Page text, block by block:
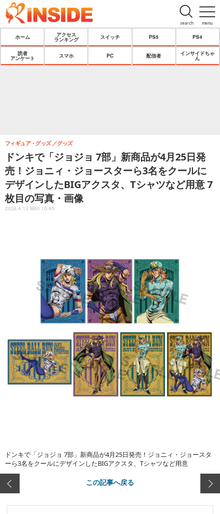
menu
search
ホーム
アクセス
ランキング
スイッチ PS5 PS4
読者
アンケート
スマホ PC 配信者
インサイドちゃ
ん
ドンキで「ジョジョ 7部」新商品が4月25日発
売！ジョニィ・ジョースターら3名をクールに
デザインしたBIGアクスタ、Tシャツなど用意 7
枚目の写真・画像
フィギュア・グッズ グッズ
2026.4.13 Mon 10:45
ドンキで「ジョジョ 7部」新商品が4月25日発売！ジョニィ・ジョースタ
ーら3名をクールにデザインしたBIGアクスタ、Tシャツなど用意
この記事へ戻る